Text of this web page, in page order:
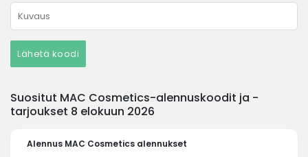
Lähetä koodi
Suositut MAC Cosmetics-alennuskoodit ja -
tarjoukset 8 elokuun 2026
Alennus MAC Cosmetics alennukset